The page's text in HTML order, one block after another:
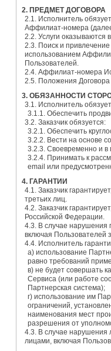
2. ПРЕДМЕТ ДОГОВОРА
2.1. Исполнитель
Аффилиат-номера (далее
2.2. Услуги оказываются
2.3. Поиск и
использованием
Пользователей.
2.4. Аффилиат-номера
2.5. Положения
3. ОБЯЗАННОСТИ
3.1. Исполнитель
3.1.1. Обеспечить
3.2. Заказчик обязуется:
3.2.1. Обеспечить
3.2.2. Вести на основе
3.2.3. Своевременно и в
3.2.4. Принимать к
email или
4. ГАРАНТИИ
4.1. Заказчик
третьих лиц.
4.2. Заказчик
Российской Федерации.
4.3. В случае нарушения
включая Пользователей
4.4. Исполнитель
a) использование
равно требований
в) не будет совершать
Сервиса (или работе
Партнерская система);
г) использование им
ограничений,
наименования мест
разрешения от
4.3. В случае нарушения
лицами, включая